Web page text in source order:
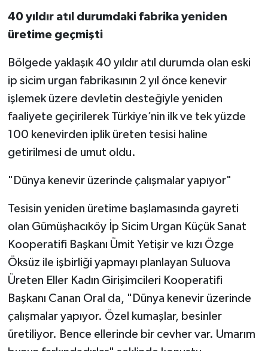
40 yıldır atıl durumdaki fabrika yeniden
üretime geçmişti
Bölgede yaklaşık 40 yıldır atıl durumda olan eski
ip sicim urgan fabrikasının 2 yıl önce kenevir
işlemek üzere devletin desteğiyle yeniden
faaliyete geçirilerek Türkiye’nin ilk ve tek yüzde
100 kenevirden iplik üreten tesisi haline
getirilmesi de umut oldu.
"Dünya kenevir üzerinde çalışmalar yapıyor"
Tesisin yeniden üretime başlamasında gayreti
olan Gümüşhacıköy İp Sicim Urgan Küçük Sanat
Kooperatifi Başkanı Ümit Yetişir ve kızı Özge
Öksüz ile işbirliği yapmayı planlayan Suluova
Üreten Eller Kadın Girişimcileri Kooperatifi
Başkanı Canan Oral da, "Dünya kenevir üzerinde
çalışmalar yapıyor. Özel kumaşlar, besinler
üretiliyor. Bence ellerinde bir cevher var. Umarım